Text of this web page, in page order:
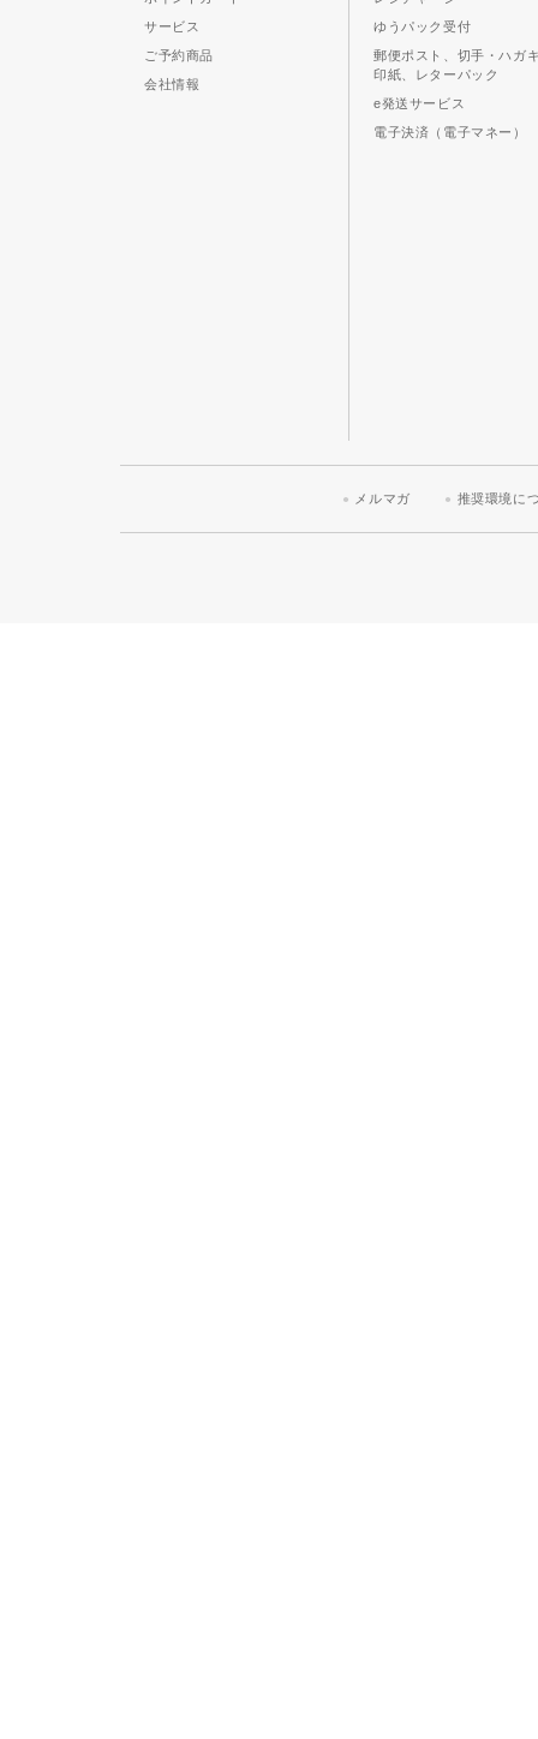
サービス
ご予約商品
会社情報
ゆうパック受付
郵便ポスト、切手・ハガ
印紙、レターパック
e発送サービス
電子決済（電子マネー）
メルマガ 推奨環境に